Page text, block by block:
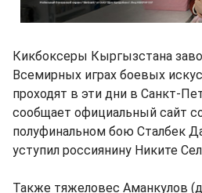
Кикбоксеры Кыргызстана
Всемирных играх боевых
проходят в эти дни в Санкт-
сообщает официальный сайт
полуфинальном бою Сталбек
уступил россиянину Никите
Также тяжеловес Аманкулов